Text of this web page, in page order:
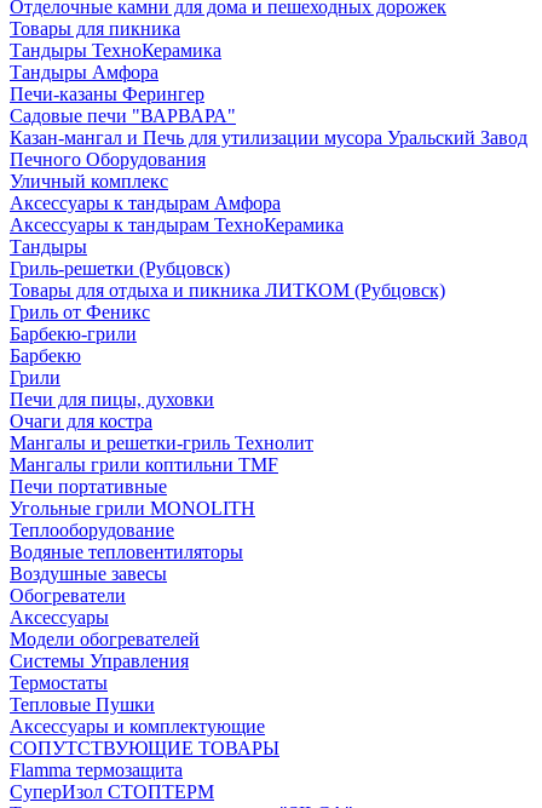
Отделочные камни для дома и пешеходных дорожек
Товары для пикника
Тандыры ТехноКерамика
Тандыры Амфора
Печи-казаны Ферингер
Садовые печи "ВАРВАРА"
Казан-мангал и Печь для утилизации мусора Уральский Завод
Печного Оборудования
Уличный комплекс
Аксессуары к тандырам Амфора
Аксессуары к тандырам ТехноКерамика
Тандыры
Гриль-решетки (Рубцовск)
Товары для отдыха и пикника ЛИТКОМ (Рубцовск)
Гриль от Феникс
Барбекю-грили
Барбекю
Грили
Печи для пицы, духовки
Очаги для костра
Мангалы и решетки-гриль Технолит
Мангалы грили коптильни TMF
Печи портативные
Угольные грили MONOLITH
Теплооборудование
Водяные тепловентиляторы
Воздушные завесы
Обогреватели
Аксессуары
Модели обогревателей
Системы Управления
Термостаты
Тепловые Пушки
Аксессуары и комплектующие
СОПУТСТВУЮЩИЕ ТОВАРЫ
Flamma термозащита
СуперИзол СТОПТЕРМ